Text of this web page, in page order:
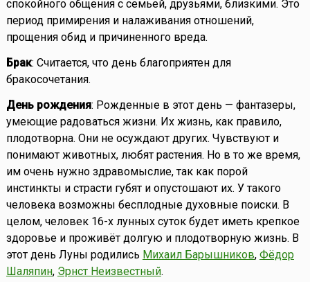
спокойного общения с семьей, друзьями, близкими. Это
период примирения и налаживания отношений,
прощения обид и причиненного вреда.
Брак: Считается, что день благоприятен для
бракосочетания.
День рождения: Рожденные в этот день — фантазеры,
умеющие радоваться жизни. Их жизнь, как правило,
плодотворна. Они не осуждают других. Чувствуют и
понимают животных, любят растения. Но в то же время,
им очень нужно здравомыслие, так как порой
инстинкты и страсти губят и опустошают их. У такого
человека возможны бесплодные духовные поиски. В
целом, человек 16-х лунных суток будет иметь крепкое
здоровье и проживёт долгую и плодотворную жизнь. В
этот день Луны родились Михаил Барышников, Фёдор
Шаляпин, Эрнст Неизвестный.